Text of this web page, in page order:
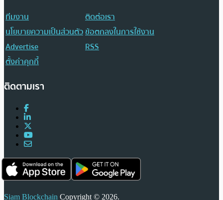
ทีมงาน
ติดต่อเรา
นโยบายความเป็นส่วนตัวข้อตกลงในการใช้งาน
Advertise
RSS
ตั้งค่าคุกกี้
ติดตามเรา
Siam Blockchain Copyright © 2026.